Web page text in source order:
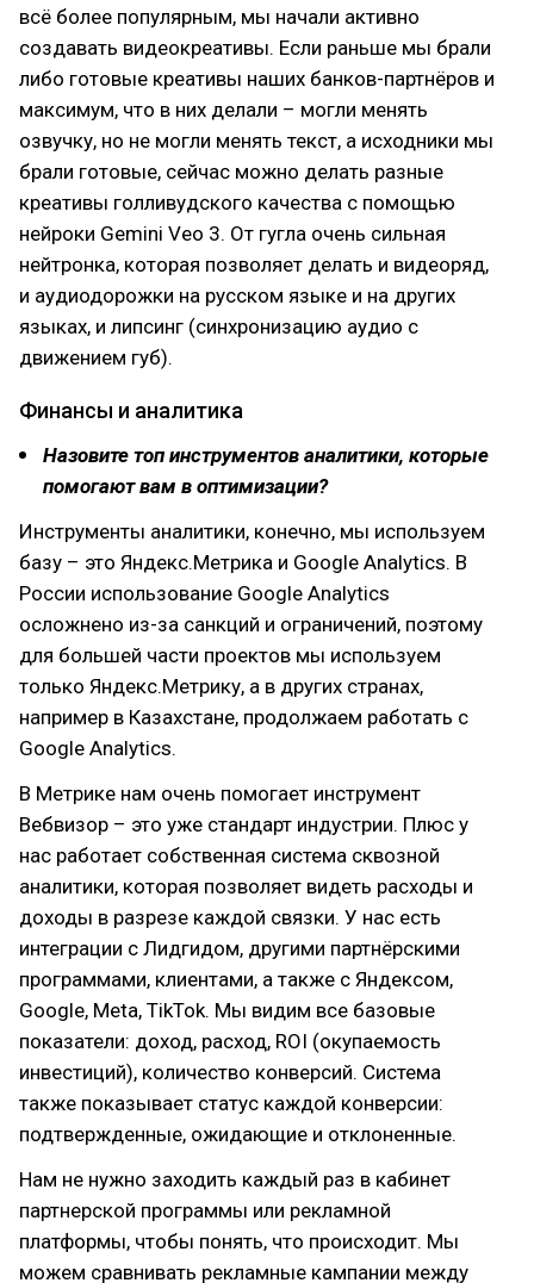
всё более популярным, мы начали активно
создавать видеокреативы. Если раньше мы брали
либо готовые креативы наших банков-партнёров и
максимум, что в них делали – могли менять
озвучку, но не могли менять текст, а исходники мы
брали готовые, сейчас можно делать разные
креативы голливудского качества с помощью
нейроки Gemini Veo 3. От гугла очень сильная
нейтронка, которая позволяет делать и видеоряд,
и аудиодорожки на русском языке и на других
языках, и липсинг (синхронизацию аудио с
движением губ).
Финансы и аналитика
Назовите топ инструментов аналитики, которые
помогают вам в оптимизации?
Инструменты аналитики, конечно, мы используем
базу – это Яндекс.Метрика и Google Analytics. В
России использование Google Analytics
осложнено из-за санкций и ограничений, поэтому
для большей части проектов мы используем
только Яндекс.Метрику, а в других странах,
например в Казахстане, продолжаем работать с
Google Analytics.
В Метрике нам очень помогает инструмент
Вебвизор – это уже стандарт индустрии. Плюс у
нас работает собственная система сквозной
аналитики, которая позволяет видеть расходы и
доходы в разрезе каждой связки. У нас есть
интеграции с Лидгидом, другими партнёрскими
программами, клиентами, а также с Яндексом,
Google, Meta, TikTok. Мы видим все базовые
показатели: доход, расход, ROI (окупаемость
инвестиций), количество конверсий. Система
также показывает статус каждой конверсии:
подтвержденные, ожидающие и отклоненные.
Нам не нужно заходить каждый раз в кабинет
партнерской программы или рекламной
платформы, чтобы понять, что происходит. Мы
можем сравнивать рекламные кампании между